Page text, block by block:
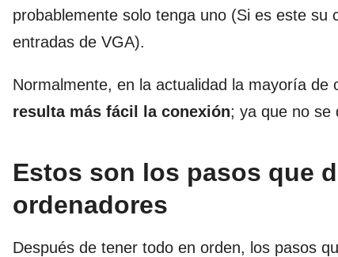
probablemente solo tenga uno (Si es este
entradas de VGA).
Normalmente, en la actualidad la mayoría
resulta más fácil la conexión; ya que no se
Estos son los pasos que
ordenadores
Después de tener todo en orden, los pasos